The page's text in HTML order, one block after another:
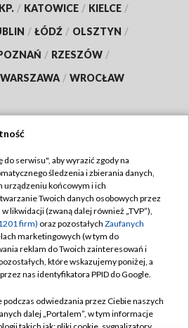
/ KATOWICE / KIELCE /
/ ŁÓDŹ / OLSZTYN /
/ RZESZÓW /
WARSZAWA / WROCŁAW
TVP
TVP
prywatności
Moje zgody
Pomoc
Kontakt
serwisu", aby wyrazić zgody na
śledzenia i zbierania danych,
urządzeniu końcowym i ich
Twoich danych osobowych przez
likwidacji (zwaną dalej również „TVP”),
firm) oraz pozostałych Zaufanych
marketingowych (w tym do
reklam do Twoich zainteresowań i
które wskazujemy poniżej, a
nas identyfikatora PPID do Google.
odwiedzania przez Ciebie naszych
dalej „Portalem”, w tym informacje